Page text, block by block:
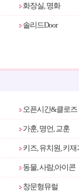
화장실, 명화
솔리드Door
오픈시간&클로즈
가훈, 명언, 교훈
키즈, 유치원, 키재
동물, 사람,아이콘
창문형뮤럴